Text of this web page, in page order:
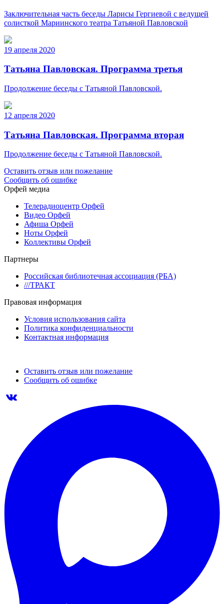
Заключительная часть беседы Ларисы Гергиевой с ведущей
солисткой Мариинского театра Татьяной Павловской
19 апреля 2020
Татьяна Павловская. Программа третья
Продолжение беседы с Татьяной Павловской.
12 апреля 2020
Татьяна Павловская. Программа вторая
Продолжение беседы с Татьяной Павловской.
Оставить отзыв или пожелание
Сообщить об ошибке
Орфей медиа
Телерадиоцентр Орфей
Видео Орфей
Афиша Орфей
Ноты Орфей
Коллективы Орфей
Партнеры
Российская библиотечная ассоциация (РБА)
///ТРАКТ
Правовая информация
Условия использования сайта
Политика конфиденциальности
Контактная информация
Оставить отзыв или пожелание
Сообщить об ошибке